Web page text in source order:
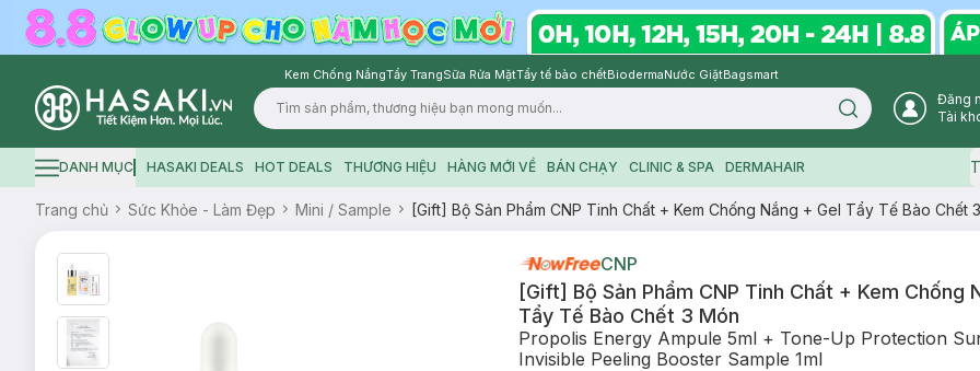
Kem Chống NắngTẩy TrangSữa Rửa MặtTẩy tế bào chếtBiodermaNước GiặtBagsmart
Logo
Search icon
Đăng
Tài
Hamburger icon
DANH MỤC HASAKI DEALS HOT DEALS THƯƠNG HIỆU HÀNG MỚI VỀ BÁN CHẠY CLINIC & SPA DERMAHAIR
Trang chủ Sức Khỏe - Làm Đẹp Mini / Sample [Gift] Bộ Sản Phẩm CNP Tinh Chất + Kem Chống Nắng + Gel Tẩy Tế Bào Chết
CNP
[Gift] Bộ Sản Phẩm CNP Tinh Chất + Kem Chống
Tẩy Tế Bào Chết 3 Món
Propolis Energy Ampule 5ml + Tone-Up Protection
Invisible Peeling Booster Sample 1ml